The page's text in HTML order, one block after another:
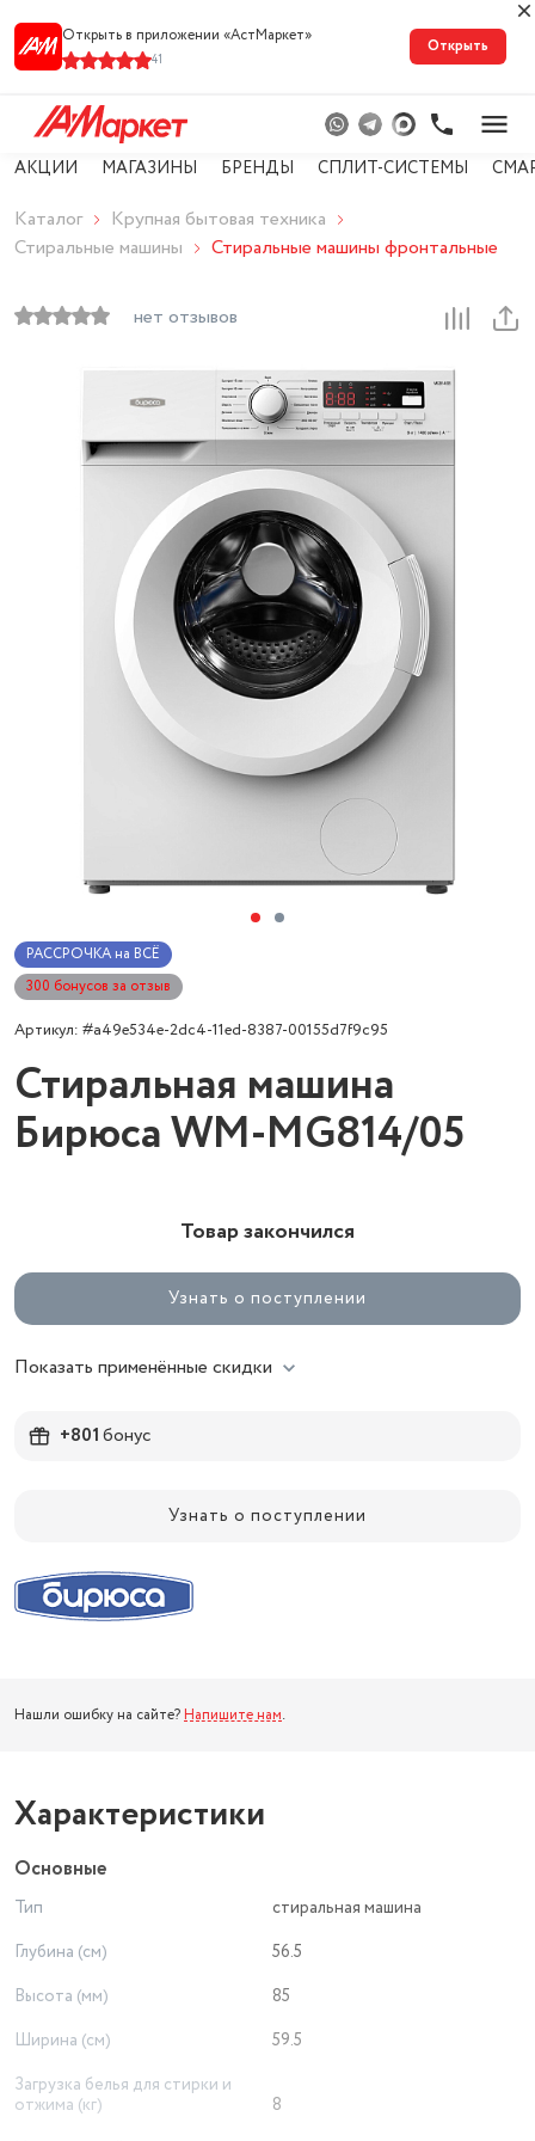
Открыть в приложении «АстМарке‪т‬»
41
Открыть
АКЦИИ МАГАЗИНЫ БРЕНДЫ СПЛИТ-СИСТЕМЫ
Каталог
Крупная бытовая техника
Стиральные машины
Стиральные машины фронтальные
нет отзывов
РАССРОЧКА на ВСЁ
300 бонусов за отзыв
Артикул: #a49e534e-2dc4-11ed-8387-00155d7f9c95
Стиральная машина
Бирюса WM-MG814/05
Товар закончился
Узнать о поступлении
Показать применённые скидки
+801бонус
Узнать о поступлении
Нашли ошибку на сайте? Напишите нам.
Характеристики
Основные
Тип
стиральная машина
Глубина (см)
56.5
Высота (мм)
85
Ширина (см)
59.5
Загрузка белья для стирки и
отжима (кг)
8